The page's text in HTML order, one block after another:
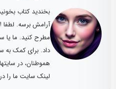
بخندید کتاب
آرامش برسه.
مطرح کنید. ما یا
داد. برای کمک
هموطنان، در
لینک سایت ما را